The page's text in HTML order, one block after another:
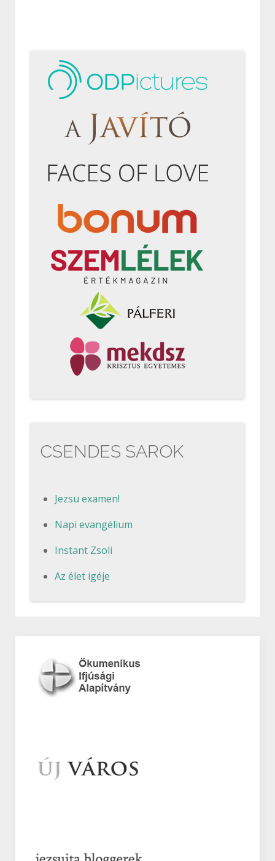
CSENDES SAROK
Jezsu examen!
Napi evangélium
Instant Zsoli
Az élet igéje